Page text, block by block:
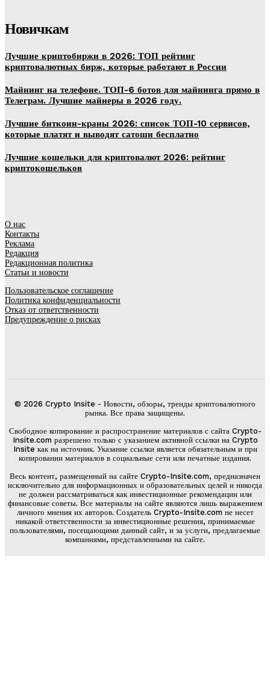
Новичкам
Лучшие криптобиржи в 2026: ТОП рейтинг
криптовалютных бирж, которые работают в России
Майнинг на телефоне. ТОП-6 ботов для майнинга прямо в
Телеграм. Лучшие майнеры в 2026 году.
Лучшие биткоин-краны 2026: список ТОП-10 сервисов,
которые платят и выводят сатоши бесплатно
Лучшие кошельки для криптовалют 2026: рейтинг
криптокошельков
О нас
Контакты
Реклама
Редакция
Редакционная политика
Статьи и новости
Пользовательское соглашение
Политика конфиденциальности
Отказ от ответственности
Предупреждение о рисках
© 2026 Crypto Insite - Новости, обзоры, тренды криптовалютного
рынка. Все права защищены.
Свободное копирование и распространение материалов с сайта Crypto-
Insite.com разрешено только с указанием активной ссылки на Crypto
Insite как на источник. Указание ссылки является обязательным и при
копировании материалов в социальные сети или печатные издания.
Весь контент, размещенный на сайте Crypto-Insite.com, предназначен
исключительно для информационных и образовательных целей и никогда
не должен рассматриваться как инвестиционные рекомендации или
финансовые советы. Все материалы на сайте являются лишь выражением
личного мнения их авторов. Создатель Crypto-Insite.com не несет
никакой ответственности за инвестиционные решения, принимаемые
пользователями, посещающими данный сайт, и за услуги, предлагаемые
компаниями, представленными на сайте.